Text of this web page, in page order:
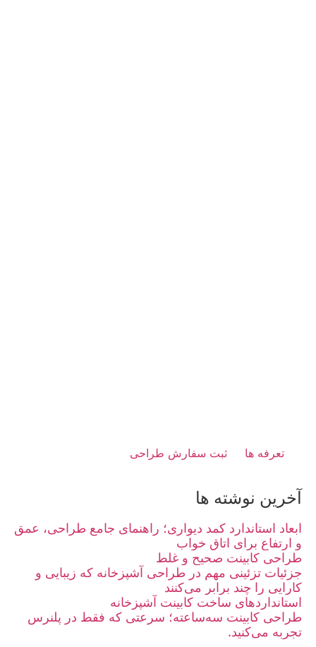
تعرفه ها ثبت سفارش طراحی
آخرین نوشته ها
ابعاد استاندارد کمد دیواری؛ راهنمای جامع طراحی، عمق
و ارتفاع برای اتاق خواب
طراحی کابینت صحیح و غلط
جزئیات تزئینی مهم در طراحی آشپزخانه که زیبایی و
کارایی را چند برابر می‌کنند
استانداردهای ساخت کابینت آشپزخانه
طراحی کابینت سه‌ساعته؛ سرعتی که فقط در پلنرس
تجربه می‌کنید.